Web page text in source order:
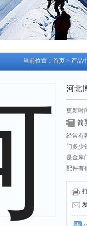
当前位置： 首页 > 产品
河北
更新时
简
经常有
门多少
是金库
配件有